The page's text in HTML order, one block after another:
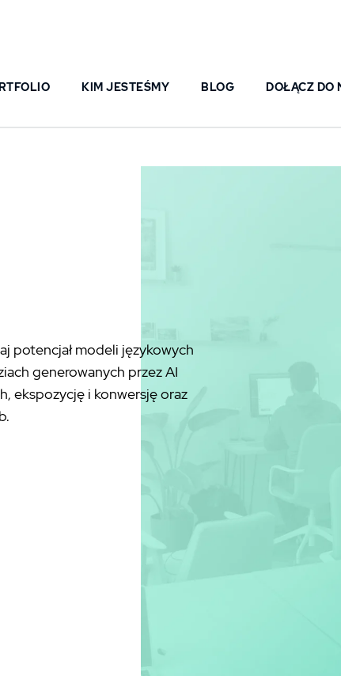
KIM JESTEŚMY BLOG DOŁĄCZ DO
potencjał modeli językowych
generowanych przez AI
ekspozycję i konwersję oraz